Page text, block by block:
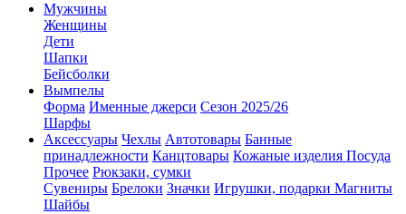
Мужчины
Женщины
Дети
Шапки
Бейсболки
Вымпелы
Форма Именные джерси Сезон 2025/26
Шарфы
Аксессуары Чехлы Автотовары Банные
принадлежности Канцтовары Кожаные изделия Посуда
Прочее Рюкзаки, сумки
Сувениры Брелоки Значки Игрушки, подарки Магниты
Шайбы